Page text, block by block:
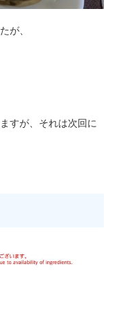
が、
すが、それは次回に